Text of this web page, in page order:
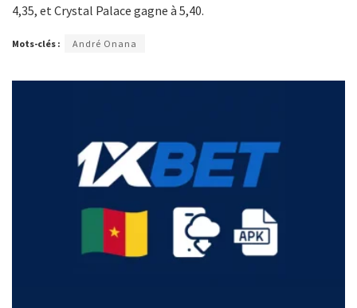
4,35, et Crystal Palace gagne à 5,40.
Mots-clés : André Onana